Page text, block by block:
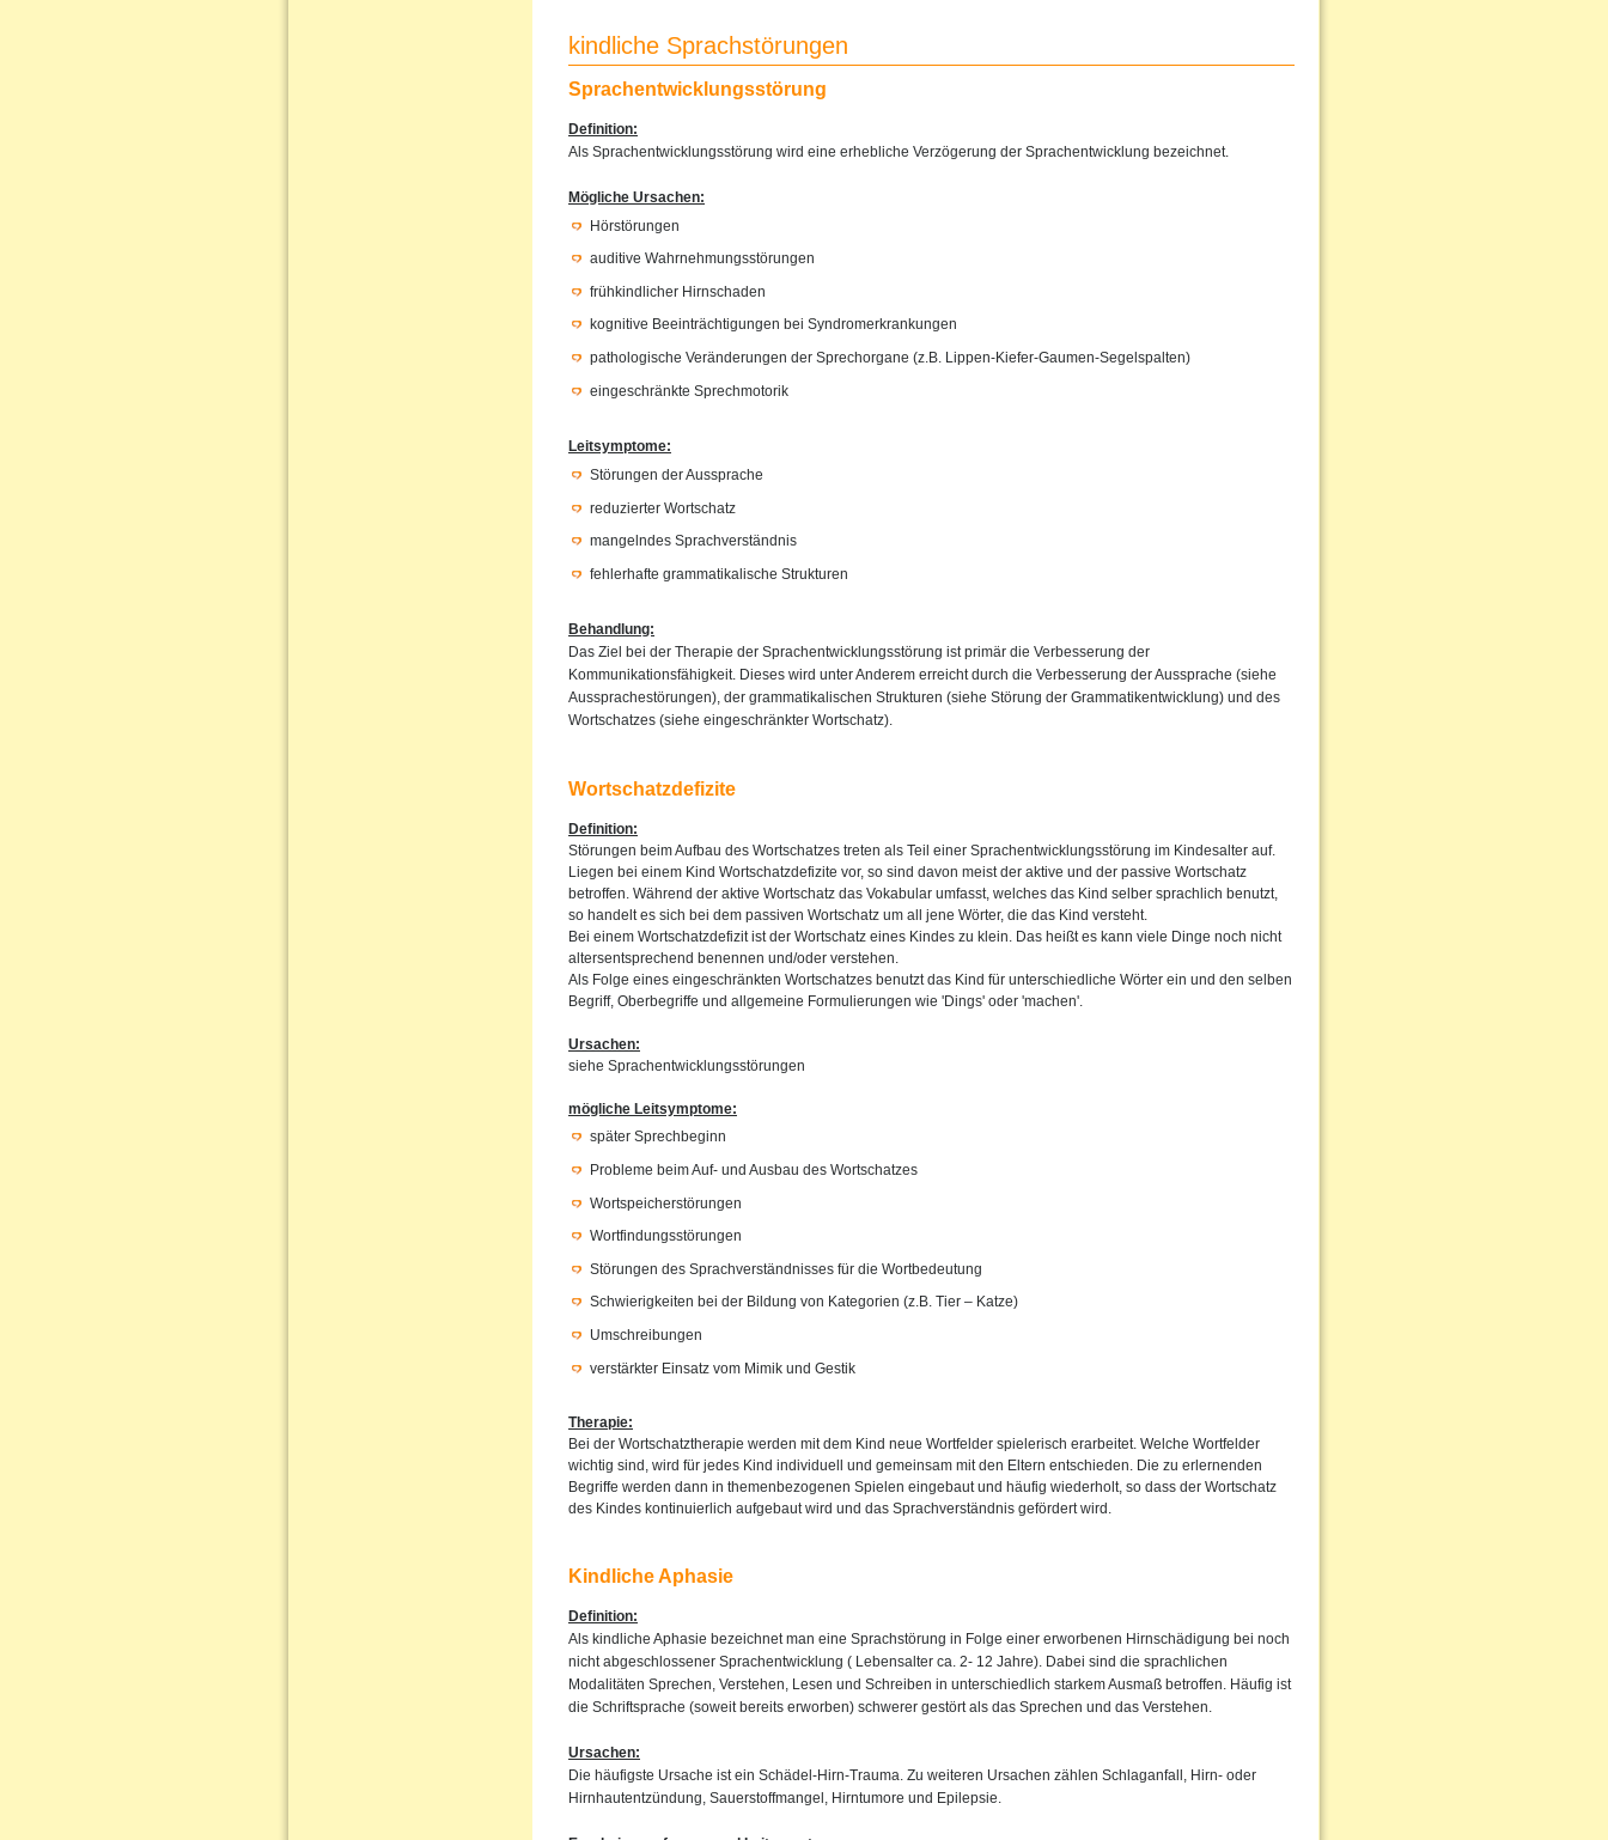
kindliche Sprachstörungen
Sprachentwicklungsstörung
Definition:
Als Sprachentwicklungsstörung wird eine erhebliche Verzögerung der Sprachentwicklung bezeichnet.
Mögliche Ursachen:
Hörstörungen
auditive Wahrnehmungsstörungen
frühkindlicher Hirnschaden
kognitive Beeinträchtigungen bei Syndromerkrankungen
pathologische Veränderungen der Sprechorgane (z.B. Lippen-Kiefer-Gaumen-Segelspalten)
eingeschränkte Sprechmotorik
Leitsymptome:
Störungen der Aussprache
reduzierter Wortschatz
mangelndes Sprachverständnis
fehlerhafte grammatikalische Strukturen
Behandlung:
Das Ziel bei der Therapie der Sprachentwicklungsstörung ist primär die Verbesserung der
Kommunikationsfähigkeit. Dieses wird unter Anderem erreicht durch die Verbesserung der Aussprache (siehe
Aussprachestörungen), der grammatikalischen Strukturen (siehe Störung der Grammatikentwicklung) und des
Wortschatzes (siehe eingeschränkter Wortschatz).
Wortschatzdefizite
Definition:
Störungen beim Aufbau des Wortschatzes treten als Teil einer Sprachentwicklungsstörung im Kindesalter auf.
Liegen bei einem Kind Wortschatzdefizite vor, so sind davon meist der aktive und der passive Wortschatz
betroffen. Während der aktive Wortschatz das Vokabular umfasst, welches das Kind selber sprachlich benutzt,
so handelt es sich bei dem passiven Wortschatz um all jene Wörter, die das Kind versteht.
Bei einem Wortschatzdefizit ist der Wortschatz eines Kindes zu klein. Das heißt es kann viele Dinge noch nicht
altersentsprechend benennen und/oder verstehen.
Als Folge eines eingeschränkten Wortschatzes benutzt das Kind für unterschiedliche Wörter ein und den selben
Begriff, Oberbegriffe und allgemeine Formulierungen wie 'Dings' oder 'machen'.
Ursachen:
siehe Sprachentwicklungsstörungen
mögliche Leitsymptome:
später Sprechbeginn
Probleme beim Auf- und Ausbau des Wortschatzes
Wortspeicherstörungen
Wortfindungsstörungen
Störungen des Sprachverständnisses für die Wortbedeutung
Schwierigkeiten bei der Bildung von Kategorien (z.B. Tier – Katze)
Umschreibungen
verstärkter Einsatz vom Mimik und Gestik
Therapie:
Bei der Wortschatztherapie werden mit dem Kind neue Wortfelder spielerisch erarbeitet. Welche Wortfelder
wichtig sind, wird für jedes Kind individuell und gemeinsam mit den Eltern entschieden. Die zu erlernenden
Begriffe werden dann in themenbezogenen Spielen eingebaut und häufig wiederholt, so dass der Wortschatz
des Kindes kontinuierlich aufgebaut wird und das Sprachverständnis gefördert wird.
Kindliche Aphasie
Definition:
Als kindliche Aphasie bezeichnet man eine Sprachstörung in Folge einer erworbenen Hirnschädigung bei noch
nicht abgeschlossener Sprachentwicklung ( Lebensalter ca. 2- 12 Jahre). Dabei sind die sprachlichen
Modalitäten Sprechen, Verstehen, Lesen und Schreiben in unterschiedlich starkem Ausmaß betroffen. Häufig ist
die Schriftsprache (soweit bereits erworben) schwerer gestört als das Sprechen und das Verstehen.
Ursachen:
Die häufigste Ursache ist ein Schädel-Hirn-Trauma. Zu weiteren Ursachen zählen Schlaganfall, Hirn- oder
Hirnhautentzündung, Sauerstoffmangel, Hirntumore und Epilepsie.